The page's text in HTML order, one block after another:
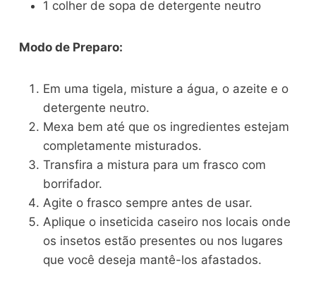
1 colher de sopa de detergente neutro
Modo de Preparo:
Em uma tigela, misture a água, o azeite e o
detergente neutro.
Mexa bem até que os ingredientes estejam
completamente misturados.
Transfira a mistura para um frasco com
borrifador.
Agite o frasco sempre antes de usar.
Aplique o inseticida caseiro nos locais onde
os insetos estão presentes ou nos lugares
que você deseja mantê-los afastados.